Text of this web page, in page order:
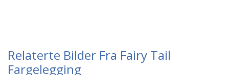
Relaterte Bilder Fra Fairy Tail
Fargelegging